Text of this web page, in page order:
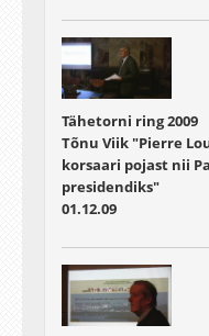
Tähetorni ring 2009
Tõnu Viik "Pierre
korsaari pojast nii
presidendiks"
01.12.09